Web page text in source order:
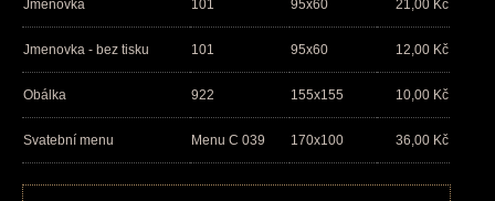
Jmenovka 101 95x60 21,00 Kč
Jmenovka - bez tisku 101 95x60 12,00 Kč
Obálka 922 155x155 10,00 Kč
Svatební menu Menu C 039 170x100 36,00 Kč